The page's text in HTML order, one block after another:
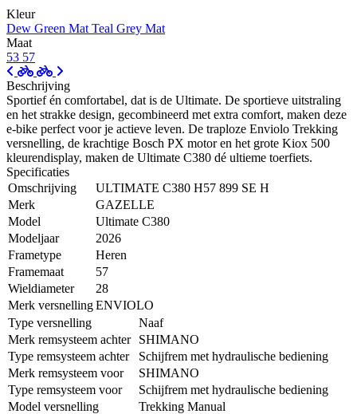
Kleur
Dew Green Mat Teal Grey Mat
Maat
53 57
Beschrijving
Sportief én comfortabel, dat is de Ultimate. De sportieve uitstraling
en het strakke design, gecombineerd met extra comfort, maken deze
e-bike perfect voor je actieve leven. De traploze Enviolo Trekking
versnelling, de krachtige Bosch PX motor en het grote Kiox 500
kleurendisplay, maken de Ultimate C380 dé ultieme toerfiets.
Specificaties
Omschrijving
ULTIMATE C380 H57 899 SE H
Merk
GAZELLE
Model
Ultimate C380
Modeljaar
2026
Frametype
Heren
Framemaat
57
Wieldiameter
28
Merk versnellingENVIOLO
Type versnelling
Naaf
Merk remsysteem achter
SHIMANO
Type remsysteem achter
Schijfrem met hydraulische bediening
Merk remsysteem voor
SHIMANO
Type remsysteem voor
Schijfrem met hydraulische bediening
Model versnelling
Trekking Manual